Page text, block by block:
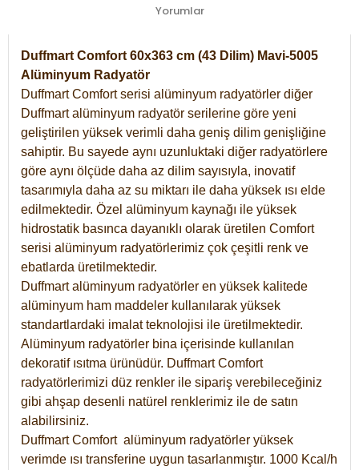
Yorumlar
Duffmart Comfort 60x363 cm (43 Dilim) Mavi-5005
Alüminyum Radyatör
Duffmart Comfort serisi alüminyum radyatörler diğer
Duffmart alüminyum radyatör serilerine göre yeni
geliştirilen yüksek verimli daha geniş dilim genişliğine
sahiptir. Bu sayede aynı uzunluktaki diğer radyatörlere
göre aynı ölçüde daha az dilim sayısıyla, inovatif
tasarımıyla daha az su miktarı ile daha yüksek ısı elde
edilmektedir. Özel alüminyum kaynağı ile yüksek
hidrostatik basınca dayanıklı olarak üretilen Comfort
serisi alüminyum radyatörlerimiz çok çeşitli renk ve
ebatlarda üretilmektedir.
Duffmart alüminyum radyatörler en yüksek kalitede
alüminyum ham maddeler kullanılarak yüksek
standartlardaki imalat teknolojisi ile üretilmektedir.
Alüminyum radyatörler bina içerisinde kullanılan
dekoratif ısıtma ürünüdür. Duffmart Comfort
radyatörlerimizi düz renkler ile sipariş verebileceğiniz
gibi ahşap desenli natürel renklerimiz ile de satın
alabilirsiniz.
Duffmart Comfort alüminyum radyatörler yüksek
verimde ısı transferine uygun tasarlanmıştır. 1000 Kcal/h